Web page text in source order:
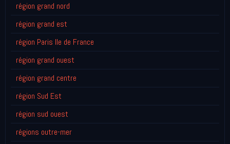
région grand nord
région grand est
région Paris Ile de France
région grand ouest
région grand centre
région Sud Est
région sud ouest
régions outre-mer